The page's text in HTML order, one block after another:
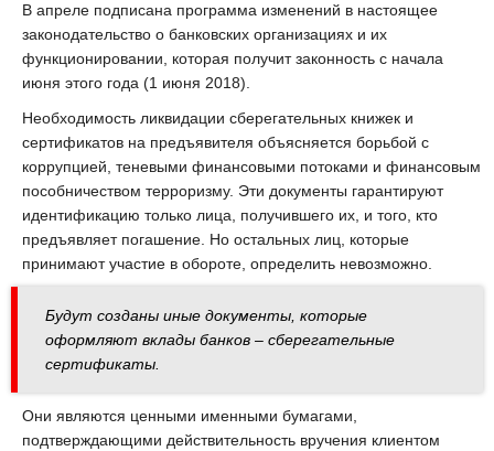
В апреле подписана программа изменений в настоящее
законодательство о банковских организациях и их
функционировании, которая получит законность с начала
июня этого года (1 июня 2018).
Необходимость ликвидации сберегательных книжек и
сертификатов на предъявителя объясняется борьбой с
коррупцией, теневыми финансовыми потоками и финансовым
пособничеством терроризму. Эти документы гарантируют
идентификацию только лица, получившего их, и того, кто
предъявляет погашение. Но остальных лиц, которые
принимают участие в обороте, определить невозможно.
Будут созданы иные документы, которые
оформляют вклады банков – сберегательные
сертификаты.
Они являются ценными именными бумагами,
подтверждающими действительность вручения клиентом